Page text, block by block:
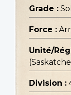
Grade :
Force :
Unité/
Division :